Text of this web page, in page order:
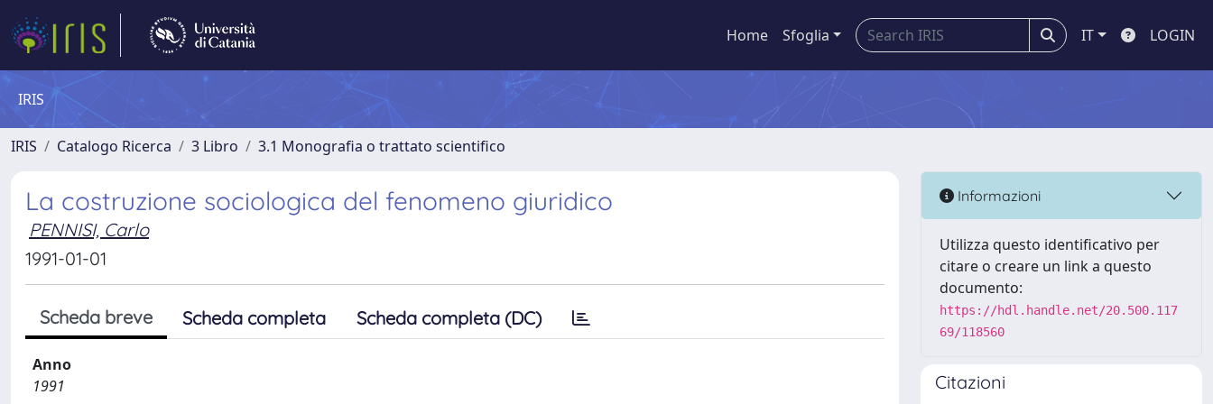
Home Sfoglia IT LOGIN
IRIS
IRIS Catalogo Ricerca 3 Libro 3.1 Monografia o trattato scientifico
La costruzione sociologica del fenomeno giuridico
PENNISI, Carlo
1991-01-01
Scheda breve Scheda completa Scheda completa (DC)
Anno
1991
Informazioni
Utilizza questo identificativo per
citare o creare un link a questo
documento:
https://hdl.handle.net/20.500.117
69/118560
Citazioni